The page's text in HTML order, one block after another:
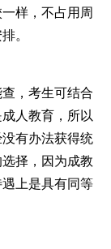
样，不占用周
。
，考生可结合
人教育，所以
有办法获得统
择，因为成教
上是具有同等